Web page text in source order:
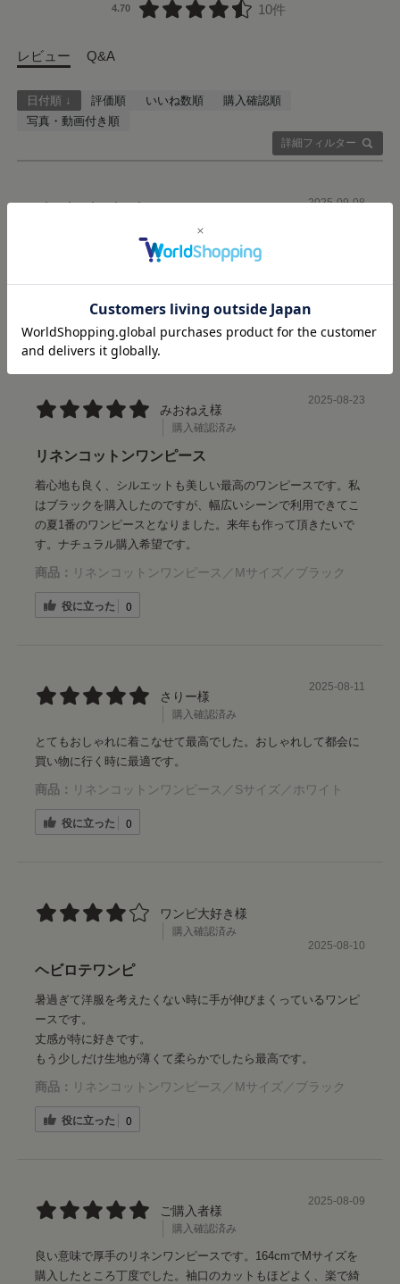
4.70 10件
レビュー Q&A
詳細フィルター
日付順 ↓ 評価順 いいね数順
購入確認順
写真・動画付き順
購入確認済み
2025-09-08
158センチにMサイズは長かったが概ね気に入ってます
商品：リネンコットンワンピース／Sサイズ／ホワイト
役に立った 0
みおねえ様
購入確認済み
2025-08-23
リネンコットンワンピース
着心地も良く、シルエットも美しい最高のワンピースです。私
はブラックを購入したのですが、幅広いシーンで利用できてこ
の夏1番のワンピースとなりました。来年も作って頂きたいで
す。ナチュラル購入希望です。
商品： リネンコットンワンピース／Mサイズ／ブラック
役に立った 0
さりー様
購入確認済み
2025-08-11
とてもおしゃれに着こなせて最高でした。おしゃれして都会に
買い物に行く時に最適です。
商品： リネンコットンワンピース／Sサイズ／ホワイト
役に立った 0
ワンピ大好き様
購入確認済み
2025-08-10
ヘビロテワンピ
暑過ぎて洋服を考えたくない時に手が伸びまくっているワンピ
ースです。
丈感が特に好きです。
もう少しだけ生地が薄くて柔らかでしたら最高です。
商品： リネンコットンワンピース／Mサイズ／ブラック
役に立った 0
ご購入者様
購入確認済み
2025-08-09
良い意味で厚手のリネンワンピースです。164cmでMサイズを
購入したところ丁度でした。袖口のカットもほどよく、楽で綺